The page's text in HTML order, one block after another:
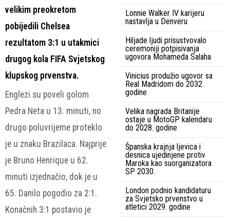
velikim preokretom
pobijedili Chelsea
rezultatom 3:1 u utakmici
drugog kola FIFA Svjetskog
klupskog prvenstva.
Englezi su poveli golom
Pedra Neta u 13. minuti, no
drugo poluvrijeme proteklo
je u znaku Brazilaca. Najprije
je Bruno Henrique u 62.
minuti izjednačio, dok je u
65. Danilo pogodio za 2:1.
Konačnih 3:1 postavio je
Lonnie Walker IV karijeru
nastavlja u Denveru
Hiljade ljudi prisustvovalo
ceremoniji potpisivanja
ugovora Mohameda Salaha
Vinicius produžio ugovor sa
Real Madridom do 2032.
godine
Velika nagrada Britanije
ostaje u MotoGP kalendaru
do 2028. godine
Španska krajnja ljevica i
desnica ujedinjene protiv
Maroka kao suorganizatora
SP 2030.
London podnio kandidaturu
za Svjetsko prvenstvo u
atletici 2029. godine